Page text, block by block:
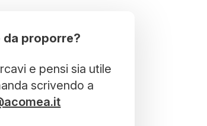
da proporre?
e pensi sia utile
scrivendo a